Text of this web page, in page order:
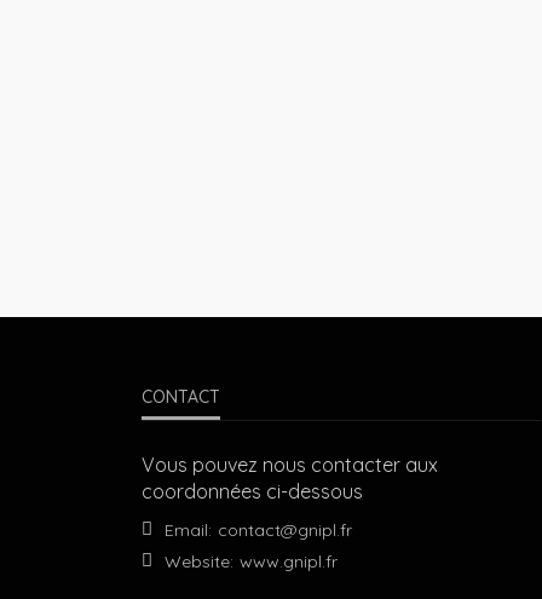
CONTACT
Vous pouvez nous contacter aux
coordonnées ci-dessous
Email: contact@gnipl.fr
Website: www.gnipl.fr